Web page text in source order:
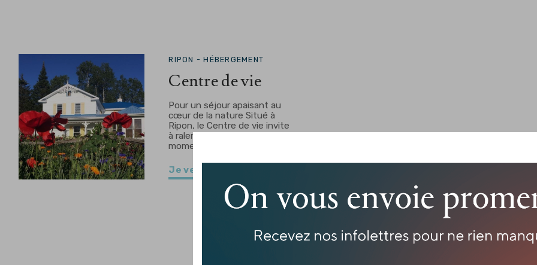
RIPON -HÉBERGEMENT
Centre de vie
Pour un séjour apaisant au
cœur de la nature Situé à
Ripon, le Centre de vie invite
à ralentir et à prendre un
moment pour…
Je veux plus de détails